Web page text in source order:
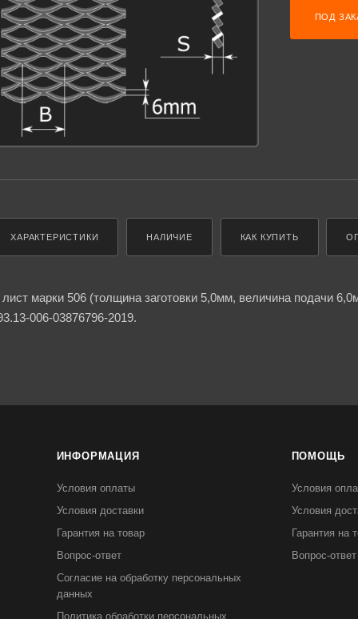
ПОД
ХАРАКТЕРИСТИКИ НАЛИЧИЕ КАК КУПИТЬ
марки 506 (толщина заготовки 5,0мм, величина подачи
006-03876796-2019.
ИНФОРМАЦИЯ
Условия оплаты
Условия доставки
Гарантия на товар
Вопрос-ответ
Согласие на обработку персональных
данных
Политика обработки персональных
ПОМОЩЬ
Условия
Условия
Гарантия на
Вопрос-ответ